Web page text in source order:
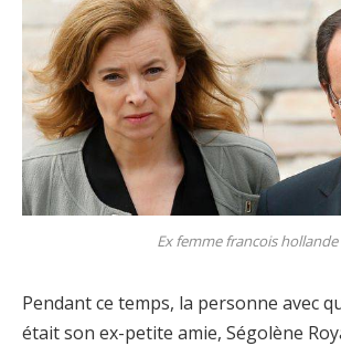
Ex femme francois hollande
Pendant ce temps, la personne avec
était son ex-petite amie, Ségolène